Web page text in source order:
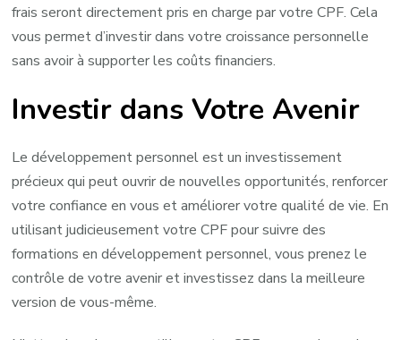
frais seront directement pris en charge par votre CPF. Cela
vous permet d’investir dans votre croissance personnelle
sans avoir à supporter les coûts financiers.
Investir dans Votre Avenir
Le développement personnel est un investissement
précieux qui peut ouvrir de nouvelles opportunités, renforcer
votre confiance en vous et améliorer votre qualité de vie. En
utilisant judicieusement votre CPF pour suivre des
formations en développement personnel, vous prenez le
contrôle de votre avenir et investissez dans la meilleure
version de vous-même.